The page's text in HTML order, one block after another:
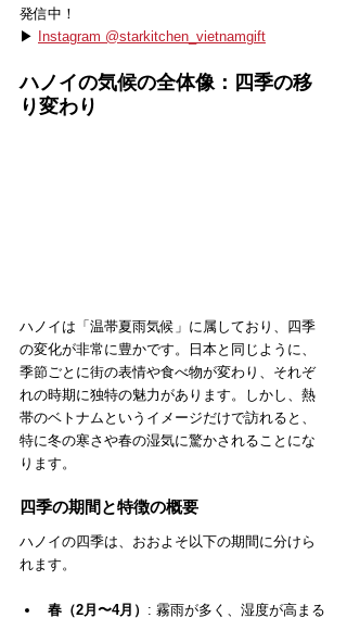
発信中！
▶
Instagram @starkitchen_vietnamgift
ハノイの気候の全体像：四季の移
り変わり
ハノイは「温帯夏雨気候」に属しており、四季
の変化が非常に豊かです。日本と同じように、
季節ごとに街の表情や食べ物が変わり、それぞ
れの時期に独特の魅力があります。しかし、熱
帯のベトナムというイメージだけで訪れると、
特に冬の寒さや春の湿気に驚かされることにな
ります。
四季の期間と特徴の概要
ハノイの四季は、おおよそ以下の期間に分けら
れます。
春（2月〜4月） : 霧雨が多く、湿度が高まる